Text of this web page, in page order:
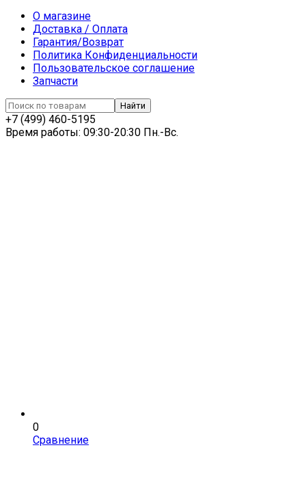
О магазине
Доставка / Оплата
Гарантия/Возврат
Политика Конфиденциальности
Пользовательское соглашение
Запчасти
Найти
+7 (499) 460-5195
Время работы: 09:30-20:30 Пн.-Вc.
0
Сравнение